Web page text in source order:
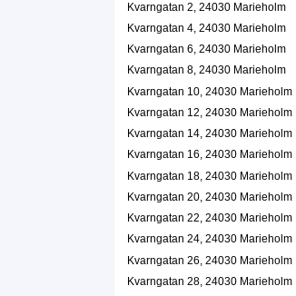
Kvarngatan 2, 24030 Marieholm
Kvarngatan 4, 24030 Marieholm
Kvarngatan 6, 24030 Marieholm
Kvarngatan 8, 24030 Marieholm
Kvarngatan 10, 24030 Marieholm
Kvarngatan 12, 24030 Marieholm
Kvarngatan 14, 24030 Marieholm
Kvarngatan 16, 24030 Marieholm
Kvarngatan 18, 24030 Marieholm
Kvarngatan 20, 24030 Marieholm
Kvarngatan 22, 24030 Marieholm
Kvarngatan 24, 24030 Marieholm
Kvarngatan 26, 24030 Marieholm
Kvarngatan 28, 24030 Marieholm